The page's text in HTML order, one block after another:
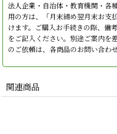
法人企業・自治体・教育機関・各
用の方は、「月末締め翌月末お支
けます。ご購入お手続きの際、備
をご記入ください。別途ご案内を
のご依頼は、各商品のお問い合わ
関連商品